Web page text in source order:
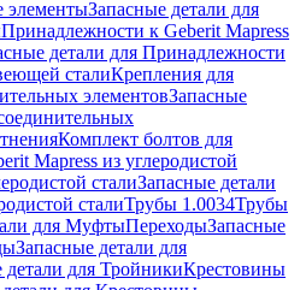
элементыЗапасные детали для
Принадлежности к Geberit Mapress
детали для Принадлежности
сталиКрепления для
элементовЗапасные
Комплект болтов для
Mapress из углеродистой
сталиЗапасные детали
сталиТрубы 1.0034Трубы
для МуфтыПереходыЗапасные
Запасные детали для
детали для ТройникиКрестовины